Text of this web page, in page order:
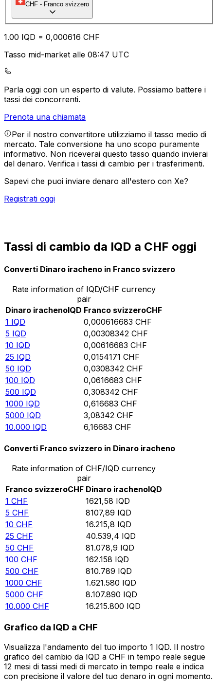
CHF - Franco svizzero
1.00 IQD = 0,000616 CHF
Tasso mid-market alle 08:47 UTC
Parla oggi con un esperto di valute. Possiamo battere i
tassi dei concorrenti.
Prenota una chiamata
Per il nostro convertitore utilizziamo il tasso medio di
mercato. Tale conversione ha uno scopo puramente
informativo. Non riceverai questo tasso quando invierai
del denaro. Verifica i tassi di cambio per i trasferimenti.
Sapevi che puoi inviare denaro all'estero con Xe?
Registrati oggi
Tassi di cambio da IQD a CHF oggi
Converti Dinaro iracheno in Franco svizzero
Rate information of IQD/CHF currency
pair
Dinaro irachenoIQD Franco svizzeroCHF
1 IQD 0,000616683 CHF
5 IQD 0,00308342 CHF
10 IQD 0,00616683 CHF
25 IQD 0,0154171 CHF
50 IQD 0,0308342 CHF
100 IQD 0,0616683 CHF
500 IQD 0,308342 CHF
1000 IQD 0,616683 CHF
5000 IQD 3,08342 CHF
10.000 IQD 6,16683 CHF
Converti Franco svizzero in Dinaro iracheno
Rate information of CHF/IQD currency
pair
Franco svizzeroCHF Dinaro irachenoIQD
1 CHF 1621,58 IQD
5 CHF 8107,89 IQD
10 CHF 16.215,8 IQD
25 CHF 40.539,4 IQD
50 CHF 81.078,9 IQD
100 CHF 162.158 IQD
500 CHF 810.789 IQD
1000 CHF 1.621.580 IQD
5000 CHF 8.107.890 IQD
10.000 CHF 16.215.800 IQD
Grafico da IQD a CHF
Visualizza l'andamento del tuo importo 1 IQD. Il nostro
grafico del cambio da IQD a CHF in tempo reale segue
12 mesi di tassi medi di mercato in tempo reale e indica
con precisione il valore del tuo denaro in ogni momento.